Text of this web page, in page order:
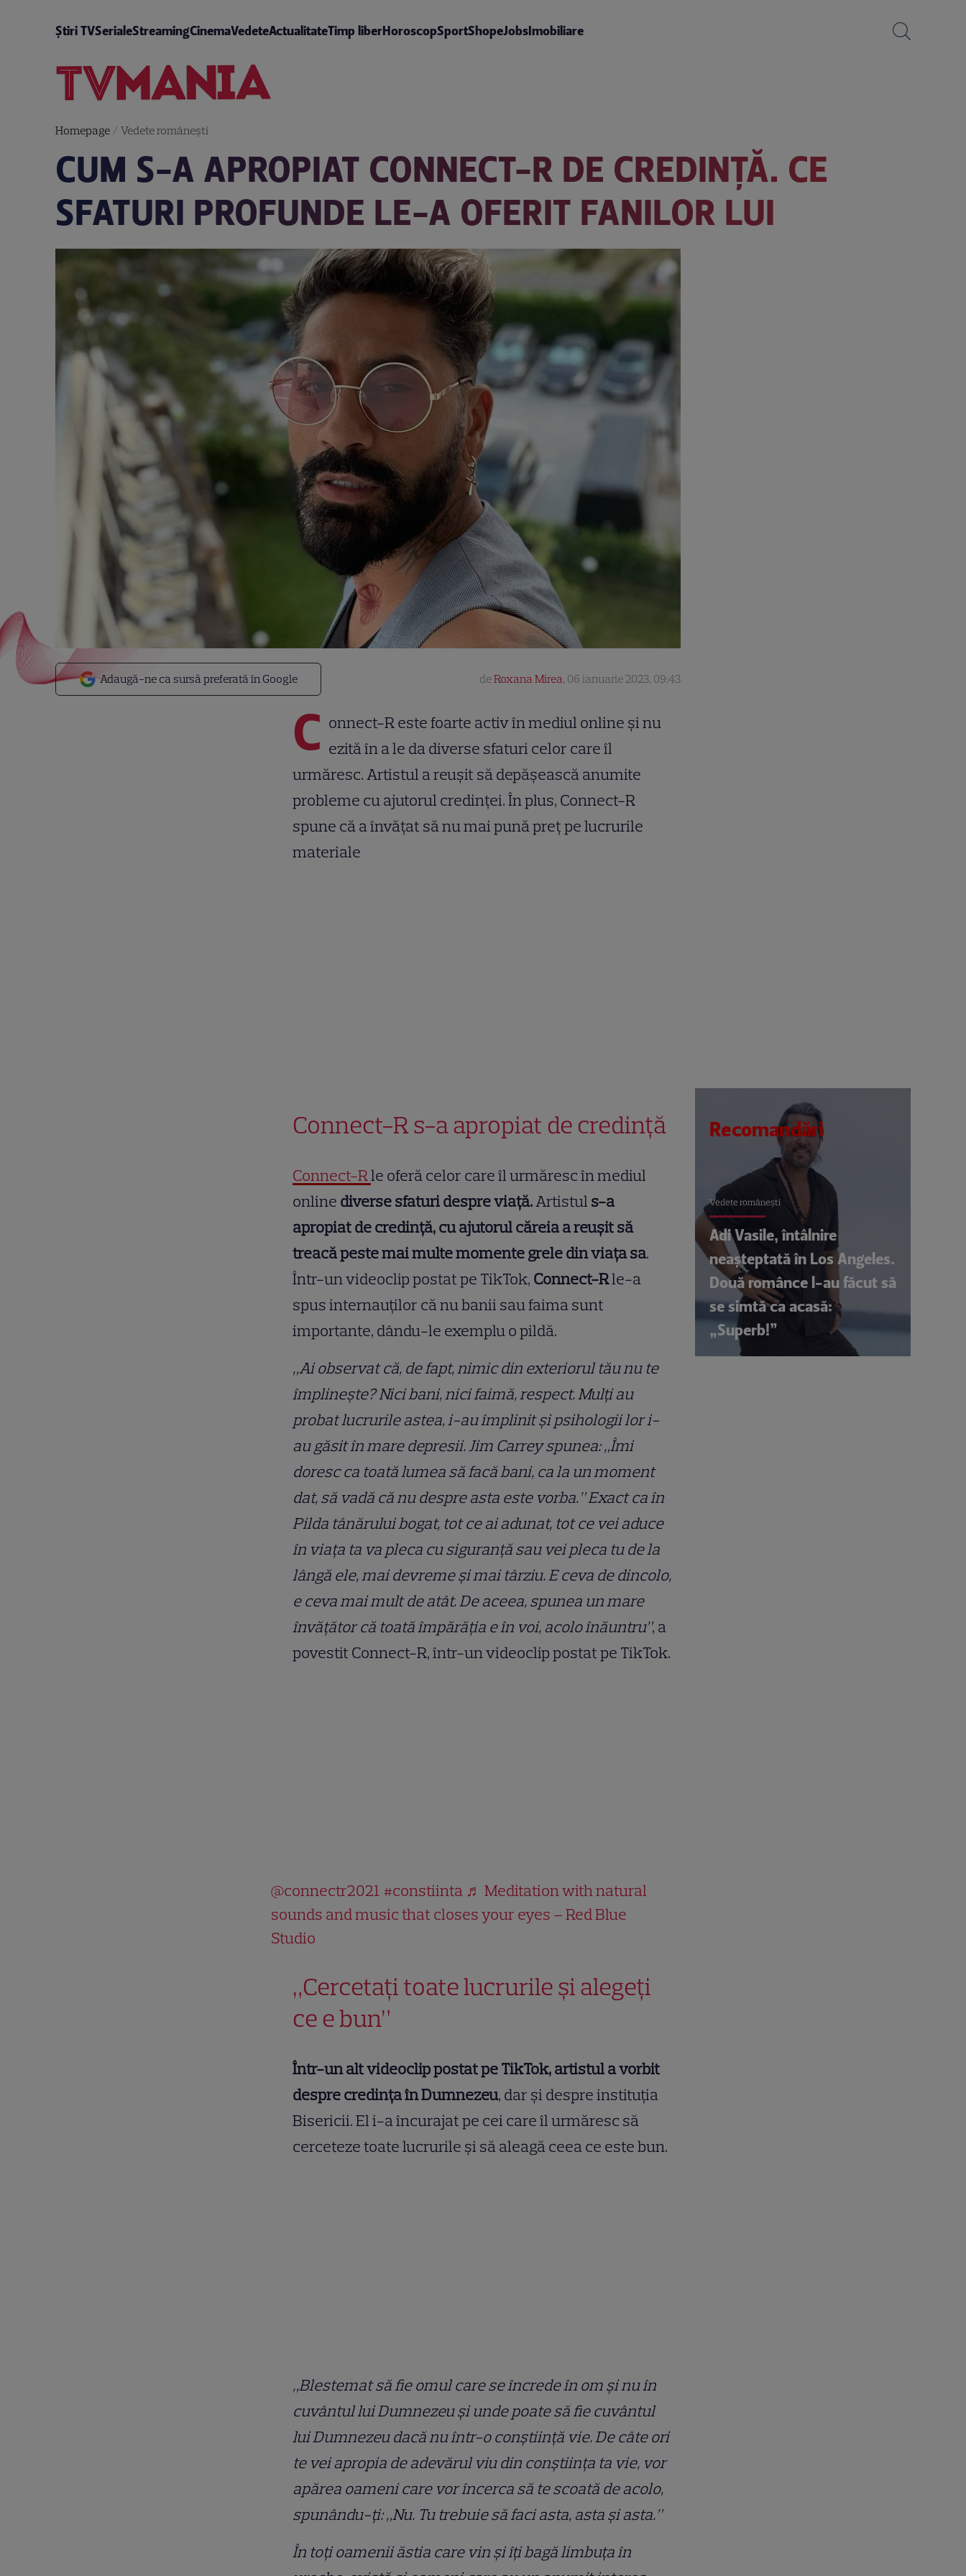
Știri TVSerialeStreamingCinemaVedeteActualitateTimp liberHoroscopSportShopeJobsImobiliare
Homepage/ Vedete româneşti
CUM S-A APROPIAT CONNECT-R DE CREDINȚĂ. CE
SFATURI PROFUNDE LE-A OFERIT FANILOR LUI
Adaugă-ne ca sursă preferată în Google deRoxana Mirea, 06 ianuarie 2023, 09:43
C onnect-R este foarte activ în mediul online și nu
ezită în a le da diverse sfaturi celor care îl
urmăresc. Artistul a reușit să depășească anumite
probleme cu ajutorul credinței. În plus, Connect-R
spune că a învățat să nu mai pună preț pe lucrurile
materiale
Connect-R s-a apropiat de credință
Connect-Rle oferă celor care îl urmăresc în mediul
online diverse sfaturi despre viață.Artistul s-a
apropiat de credință, cu ajutorul căreia a reușit să
treacă peste mai multe momente grele din viața sa.
Într-un videoclip postat pe TikTok, Connect-Rle-a
spus internauților că nu banii sau faima sunt
importante, dându-le exemplu o pildă.
„Ai observat că, de fapt, nimic din exteriorul tău nu te
împlinește? Nici bani, nici faimă, respect. Mulți au
probat lucrurile astea, i-au împlinit și psihologii lor i-
au găsit în mare depresii. Jim Carrey spunea: „Îmi
doresc ca toată lumea să facă bani, ca la un moment
dat, să vadă că nu despre asta este vorba.” Exact ca în
Pilda tânărului bogat, tot ce ai adunat, tot ce vei aduce
în viața ta va pleca cu siguranță sau vei pleca tu de la
lângă ele, mai devreme și mai târziu. E ceva de dincolo,
e ceva mai mult de atât. De aceea, spunea un mare
învățător că toată împărăția e în voi, acolo înăuntru”, a
povestit Connect-R, într-un videoclip postat pe TikTok.
@connectr2021 #constiinta ♬ Meditation with natural
sounds and music that closes your eyes – Red Blue
Studio
„Cercetați toate lucrurile și alegeți
ce e bun”
Într-un alt videoclip postat pe TikTok, artistul a vorbit
despre credința în Dumnezeu, dar și despre instituția
Bisericii. El i-a încurajat pe cei care îl urmăresc să
cerceteze toate lucrurile și să aleagă ceea ce este bun.
„Blestemat să fie omul care se încrede în om și nu în
cuvântul lui Dumnezeu și unde poate să fie cuvântul
lui Dumnezeu dacă nu într-o conștiință vie. De câte ori
te vei apropia de adevărul viu din conștiința ta vie, vor
apărea oameni care vor încerca să te scoată de acolo,
spunându-ți: „Nu. Tu trebuie să faci asta, asta și asta.”
În toți oamenii ăstia care vin și îți bagă limbuța în
Recomandări
Vedete româneşti
Adi Vasile, întâlnire
neașteptată în Los Angeles.
Două românce l-au făcut să
se simtă ca acasă:
„Superb!”